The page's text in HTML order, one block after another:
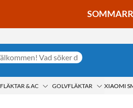
FLÄKTAR & AC GOLVFLÄKTAR XIAOMI